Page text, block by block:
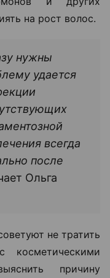
на рост волос.
нужны
удается
всегда
после
Ольга
не тратить
причину